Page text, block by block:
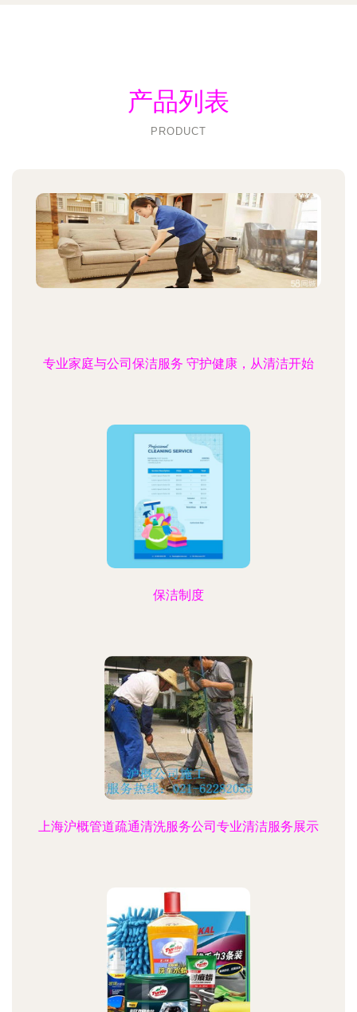
产品列表
PRODUCT
专业家庭与公司保洁服务 守护健康，从清洁开始
保洁制度
上海沪概管道疏通清洗服务公司专业清洁服务展示